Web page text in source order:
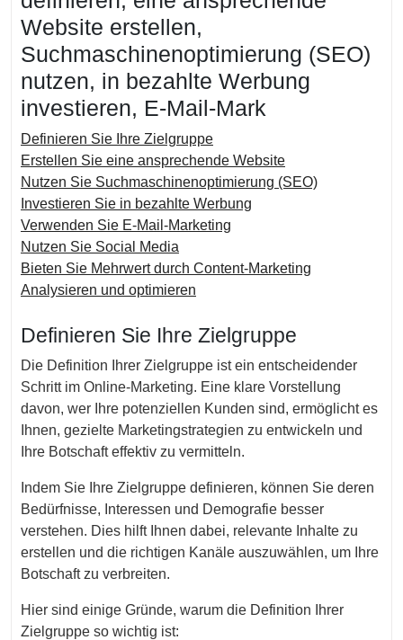
Website erstellen,
Suchmaschinenoptimierung (SEO)
nutzen, in bezahlte Werbung
investieren, E-Mail-Mark
Definieren Sie Ihre Zielgruppe
Erstellen Sie eine ansprechende Website
Nutzen Sie Suchmaschinenoptimierung (SEO)
Investieren Sie in bezahlte Werbung
Verwenden Sie E-Mail-Marketing
Nutzen Sie Social Media
Bieten Sie Mehrwert durch Content-Marketing
Analysieren und optimieren
Definieren Sie Ihre Zielgruppe
Die Definition Ihrer Zielgruppe ist ein entscheidender
Schritt im Online-Marketing. Eine klare Vorstellung
davon, wer Ihre potenziellen Kunden sind, ermöglicht es
Ihnen, gezielte Marketingstrategien zu entwickeln und
Ihre Botschaft effektiv zu vermitteln.
Indem Sie Ihre Zielgruppe definieren, können Sie deren
Bedürfnisse, Interessen und Demografie besser
verstehen. Dies hilft Ihnen dabei, relevante Inhalte zu
erstellen und die richtigen Kanäle auszuwählen, um Ihre
Botschaft zu verbreiten.
Hier sind einige Gründe, warum die Definition Ihrer
Zielgruppe so wichtig ist: